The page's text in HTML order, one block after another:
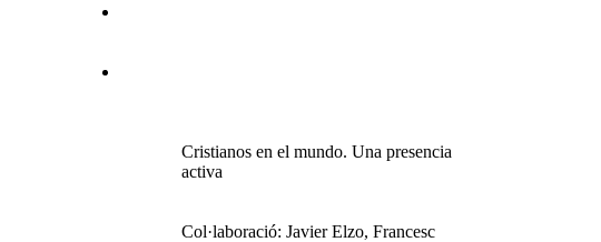
Cristianos en el mundo. Una presencia
activa
Col·laboració: Javier Elzo, Francesc